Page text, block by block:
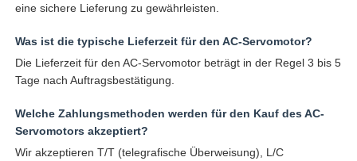
eine sichere Lieferung zu gewährleisten.
Was ist die typische Lieferzeit für den AC-Servomotor?
Die Lieferzeit für den AC-Servomotor beträgt in der Regel 3 bis 5
Tage nach Auftragsbestätigung.
Welche Zahlungsmethoden werden für den Kauf des AC-
Servomotors akzeptiert?
Wir akzeptieren T/T (telegrafische Überweisung), L/C